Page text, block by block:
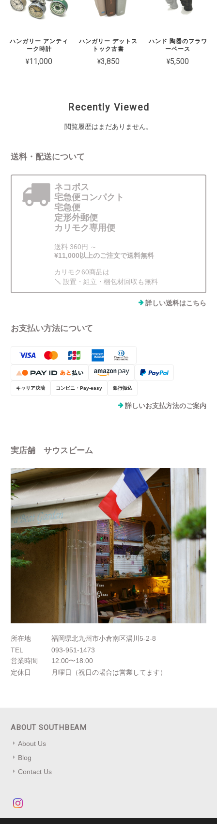
ハンガリー アンティ
ーク時計
¥11,000
ハンガリー デットス
トック古書
¥3,850
ハンド 陶器のフラワ
ーベース
¥5,500
Recently Viewed
閲覧履歴はまだありません。
送料・配送について
ネコポス
宅急便コンパクト
宅急便
定形外郵便
カリモク専用便
送料 360円 ～
¥11,000以上のご注文で送料無料
カリモク60商品は
🪛 設置・組立・梱包材回収も無料
詳しい送料はこちら
お支払い方法について
キャリア決済 コンビニ・Pay-easy 銀行振込
詳しいお支払方法のご案内
実店舗 サウスビーム
所在地
福岡県北九州市小倉南区湯川5-2-8
TEL
093-951-1473
営業時間
12:00〜18:00
定休日
月曜日（祝日の場合は営業してます）
ABOUT SOUTHBEAM
About Us
Blog
Contact Us